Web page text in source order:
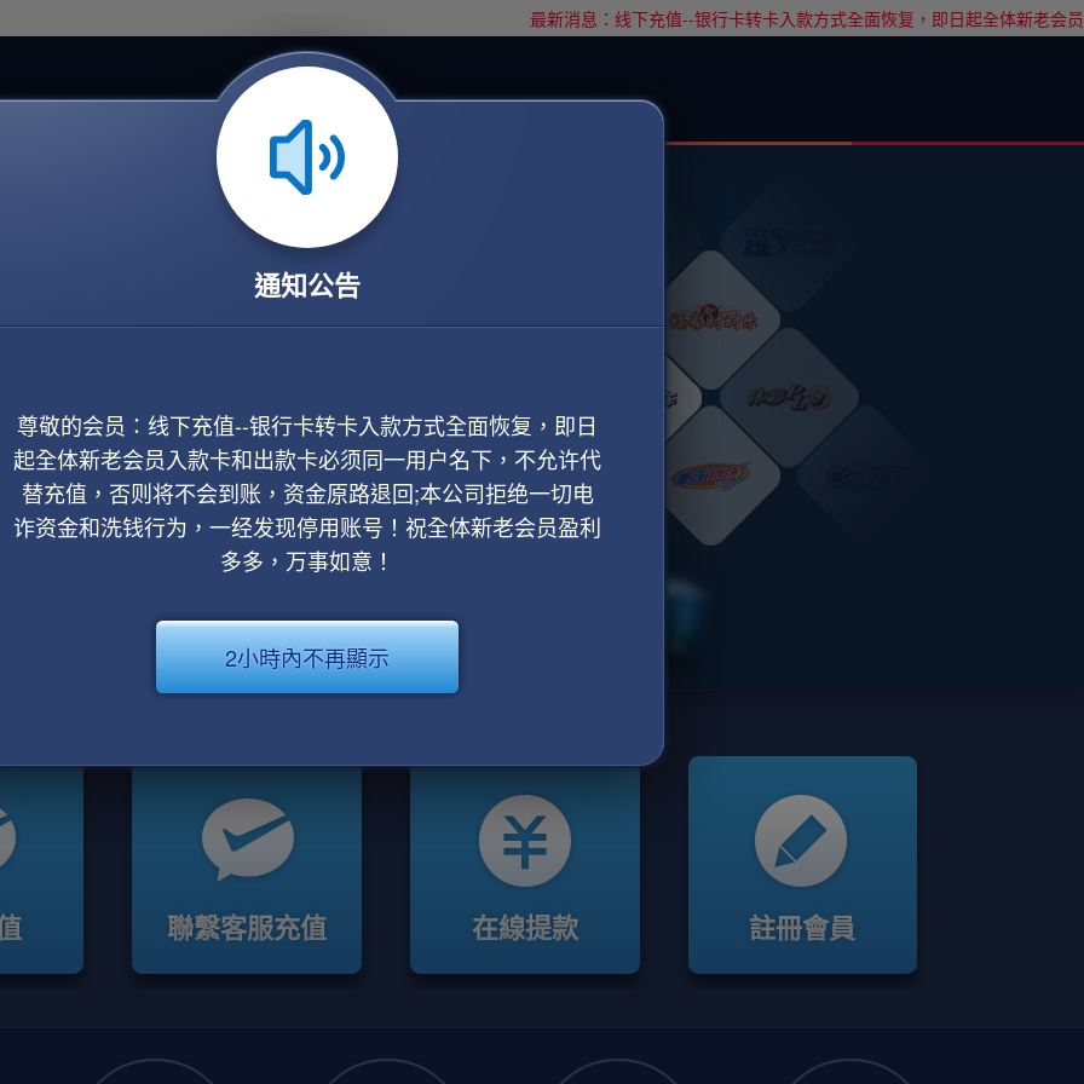
最新消息：线下充值--银行卡转卡入款方式全面恢复，即日起全体新老会
聯繫客服充值 在線提款 註冊會員
通知公告
尊敬的会员：线下充值--银行卡转卡入款方式全面恢复，即日
起全体新老会员入款卡和出款卡必须同一用户名下，不允许代
替充值，否则将不会到账，资金原路退回;本公司拒绝一切电
诈资金和洗钱行为，一经发现停用账号！祝全体新老会员盈利
多多，万事如意！
2小時內不再顯示